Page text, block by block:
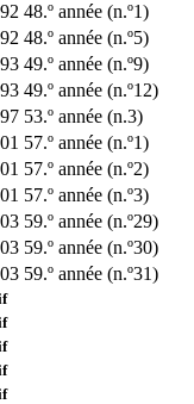
48.º année (n.º1)
48.º année (n.º5)
49.º année (n.º9)
49.º année (n.º12)
53.º année (n.3)
57.º année (n.º1)
57.º année (n.º2)
57.º année (n.º3)
59.º année (n.º29)
59.º année (n.º30)
59.º année (n.º31)